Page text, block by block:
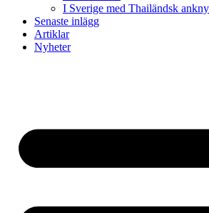
I Sverige med Thailändsk
Senaste inlägg
Artiklar
Nyheter